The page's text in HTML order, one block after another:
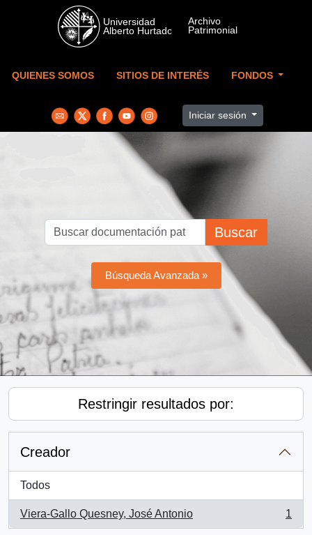
Skip to main content
QUIENES SOMOS SITIOS DE INTERÉS FONDOS
Iniciar sesión
Buscar
Búsqueda Avanzada »
Restringir resultados por:
Creador
Todos
Viera-Gallo Quesney, José Antonio
, 1 resultados
1